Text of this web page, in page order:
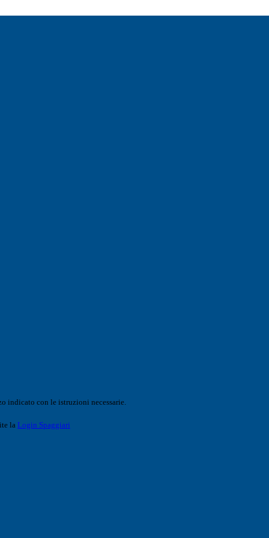
indicato con le istruzioni necessarie.
la Login Spaggiari